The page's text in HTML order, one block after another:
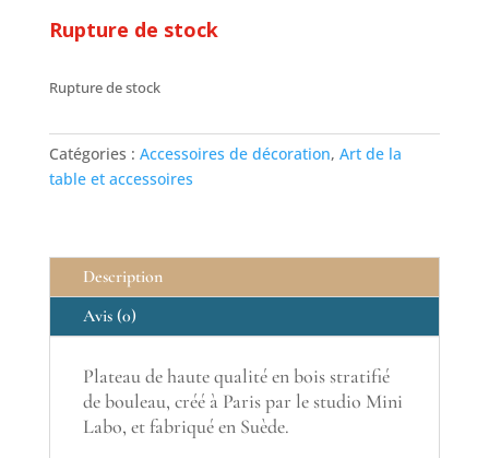
Rupture de stock
Rupture de stock
Catégories : Accessoires de décoration, Art de la
table et accessoires
Description
Avis (0)
Plateau de haute qualité en bois stratifié
de bouleau, créé à Paris par le studio Mini
Labo, et fabriqué en Suède.